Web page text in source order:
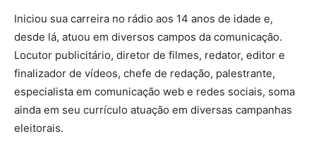
Iniciou sua carreira no rádio aos 14 anos de idade e,
desde lá, atuou em diversos campos da comunicação.
Locutor publicitário, diretor de filmes, redator, editor e
finalizador de vídeos, chefe de redação, palestrante,
especialista em comunicação web e redes sociais, soma
ainda em seu currículo atuação em diversas campanhas
eleitorais.